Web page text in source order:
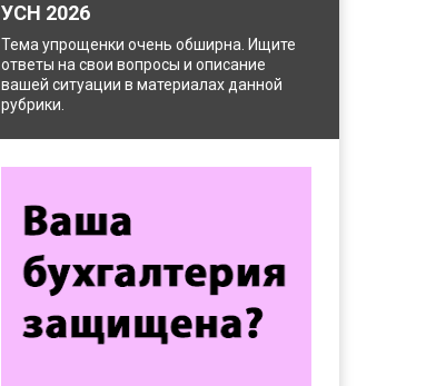
УСН 2026
Тема упрощенки очень обширна. Ищите
ответы на свои вопросы и описание
вашей ситуации в материалах данной
рубрики.